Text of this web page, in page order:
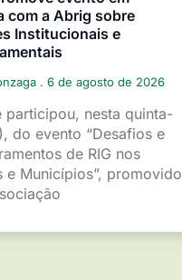
com a Abrig sobre
Institucionais e
6 de agosto de 2026
participou, nesta quinta-
do evento “Desafios e
de RIG nos
e Municípios”, promovido